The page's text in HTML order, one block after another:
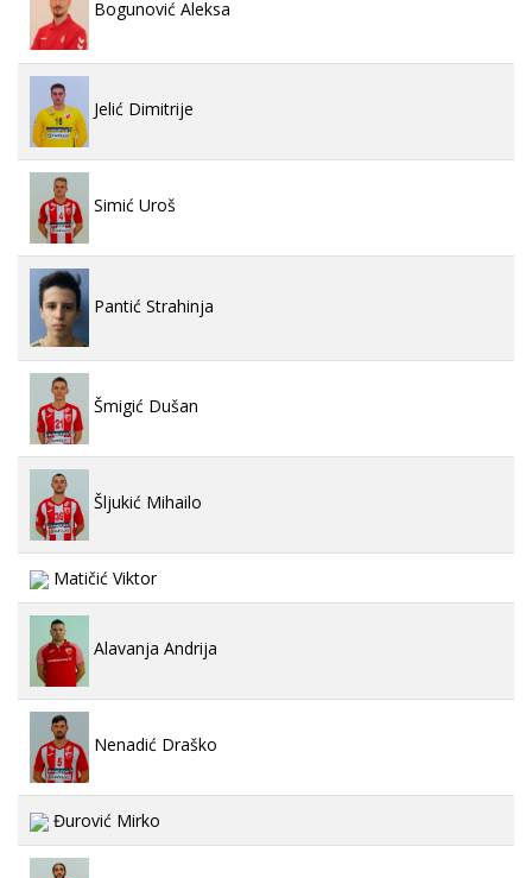
Bogunović Aleksa
Jelić Dimitrije
Simić Uroš
Pantić Strahinja
Šmigić Dušan
Šljukić Mihailo
Matičić Viktor
Alavanja Andrija
Nenadić Draško
Đurović Mirko